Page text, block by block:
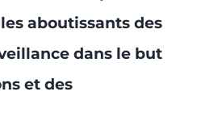
aboutissants des
dans le but
et des